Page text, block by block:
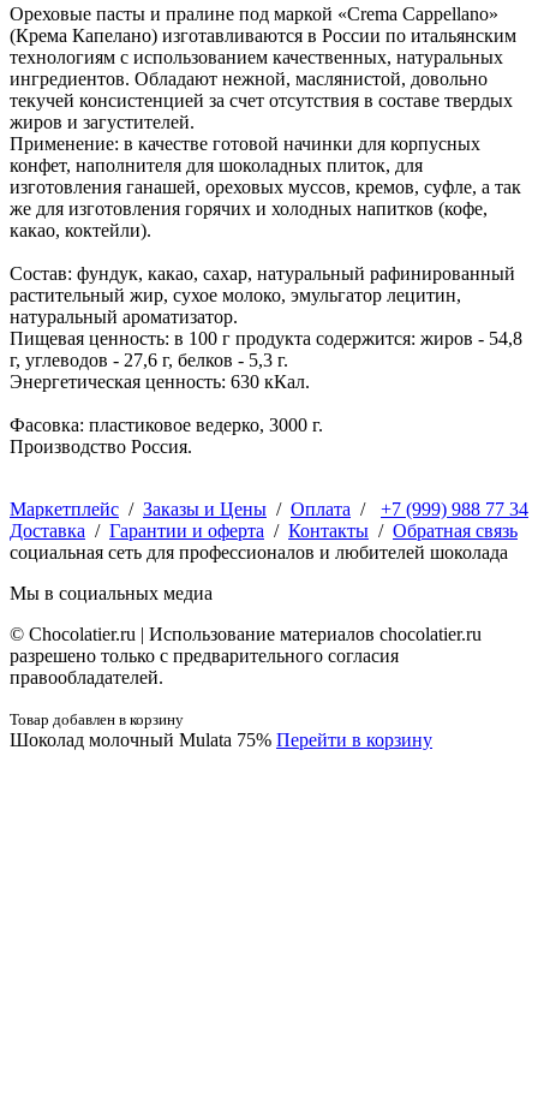
Ореховые пасты и пралине под маркой «Crema Cappellano»
(Крема Капелано) изготавливаются в России по итальянским
технологиям с использованием качественных, натуральных
ингредиентов. Обладают нежной, маслянистой, довольно
текучей консистенцией за счет отсутствия в составе твердых
жиров и загустителей.
Применение: в качестве готовой начинки для корпусных
конфет, наполнителя для шоколадных плиток, для
изготовления ганашей, ореховых муссов, кремов, суфле, а так
же для изготовления горячих и холодных напитков (кофе,
какао, коктейли).
Состав: фундук, какао, сахар, натуральный рафинированный
растительный жир, сухое молоко, эмульгатор лецитин,
натуральный ароматизатор.
Пищевая ценность: в 100 г продукта содержится: жиров - 54,8
г, углеводов - 27,6 г, белков - 5,3 г.
Энергетическая ценность: 630 кКал.
Фасовка: пластиковое ведерко, 3000 г.
Производство Россия.
+7 (999) 988 77 34
Маркетплейс / Заказы и Цены / Оплата /
Доставка / Гарантии и оферта / Контакты / Обратная связь
социальная сеть для профессионалов и любителей шоколада
Мы в социальных медиа
© Сhocolatier.ru | Использование материалов chocolatier.ru
разрешено только с предварительного согласия
правообладателей.
Товар добавлен в корзину
Шоколад молочный Mulata 75% Перейти в корзину